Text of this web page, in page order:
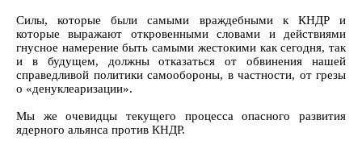
Силы, которые были самыми враждебными к КНДР и
которые выражают откровенными словами и действиями
гнусное намерение быть самыми жестокими как сегодня, так
и в будущем, должны отказаться от обвинения нашей
справедливой политики самообороны, в частности, от грезы
о «денуклеаризации».
Мы же очевидцы текущего процесса опасного развития
ядерного альянса против КНДР.